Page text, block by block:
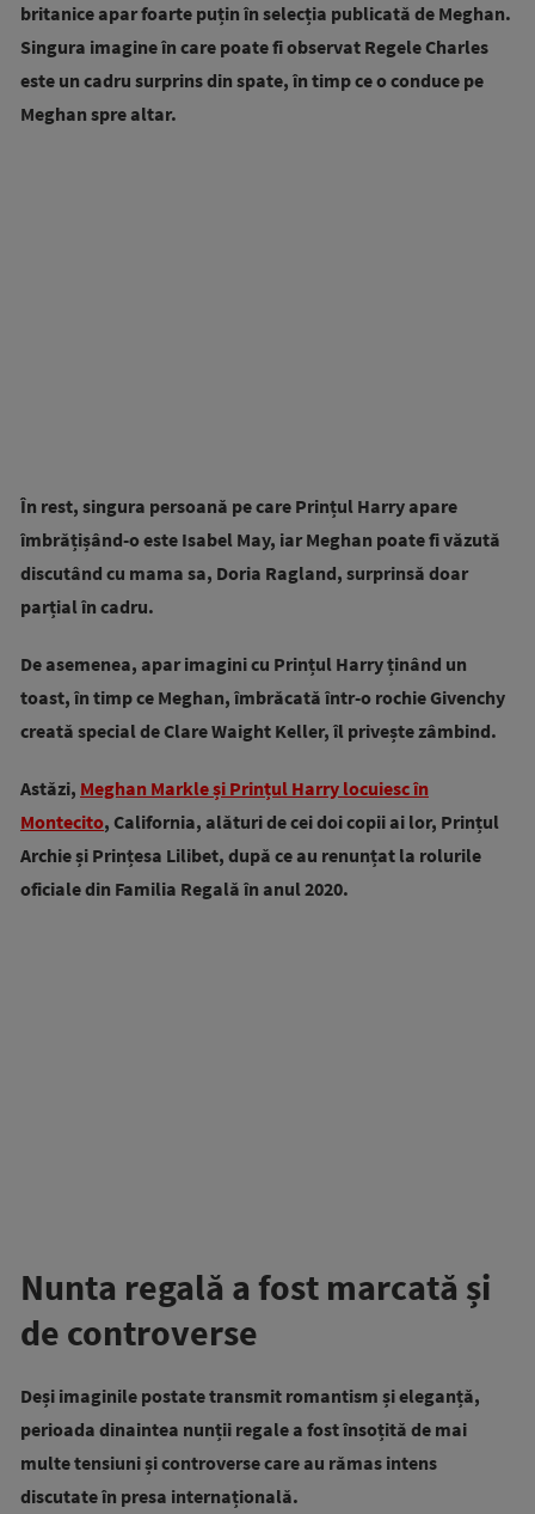
britanice apar foarte puțin în selecția publicată de Meghan.
Singura imagine în care poate fi observat Regele Charles
este un cadru surprins din spate, în timp ce o conduce pe
Meghan spre altar.
În rest, singura persoană pe care Prințul Harry apare
îmbrățișând-o este Isabel May, iar Meghan poate fi văzută
discutând cu mama sa, Doria Ragland, surprinsă doar
parțial în cadru.
De asemenea, apar imagini cu Prințul Harry ținând un
toast, în timp ce Meghan, îmbrăcată într-o rochie Givenchy
creată special de Clare Waight Keller, îl privește zâmbind.
Astăzi, Meghan Markle și Prințul Harry locuiesc în
Montecito, California, alături de cei doi copii ai lor, Prințul
Archie și Prințesa Lilibet, după ce au renunțat la rolurile
oficiale din Familia Regală în anul 2020.
Nunta regală a fost marcată și
de controverse
Deși imaginile postate transmit romantism și eleganță,
perioada dinaintea nunții regale a fost însoțită de mai
multe tensiuni și controverse care au rămas intens
discutate în presa internațională.